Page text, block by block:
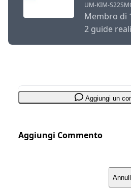
UM-KIM-
Membro di
2 guide
Aggiungi un
Aggiungi Commento